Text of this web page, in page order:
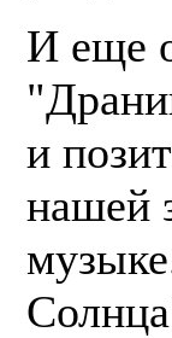
И еще
и
нашей